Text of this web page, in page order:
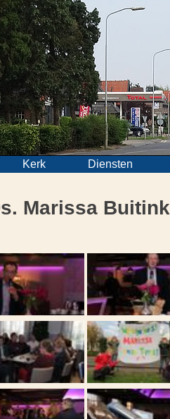
Kerk Diensten
Marissa Buitink